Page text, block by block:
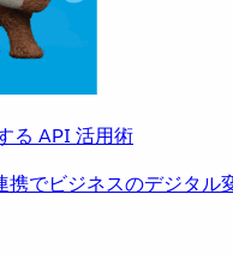
る API 活用術
でビジネスのデジタル